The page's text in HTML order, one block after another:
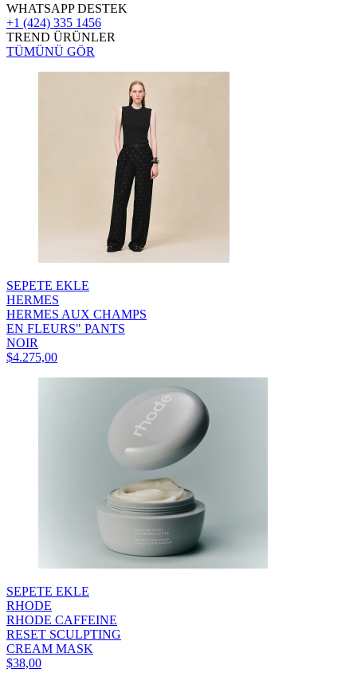
WHATSAPP DESTEK
+1 (424) 335 1456
TREND ÜRÜNLER
TÜMÜNÜ GÖR
SEPETE EKLE
HERMES
HERMES AUX CHAMPS
EN FLEURS" PANTS
NOIR
$4.275,00
SEPETE EKLE
RHODE
RHODE CAFFEINE
RESET SCULPTING
CREAM MASK
$38,00